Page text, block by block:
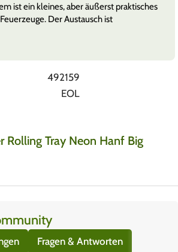
ist ein kleines, aber äußerst praktisches
Der Austausch ist
492159
EOL
Rolling Tray Neon Hanf Big
Fragen & Antworten